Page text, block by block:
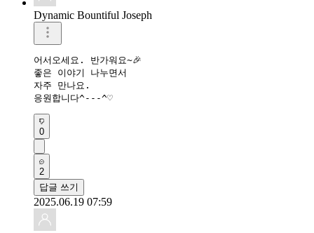
Dynamic Bountiful Joseph
어서오세요. 반가워요~🎉
좋은 이야기 나누면서
자주 만나요.
응원합니다^---^♡
0
2
답글 쓰기
2025.06.19 07:59